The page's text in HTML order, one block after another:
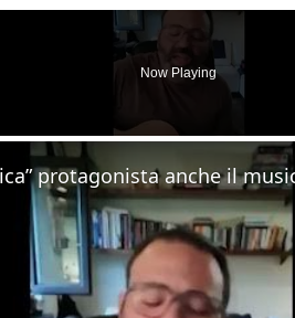
Now Playing